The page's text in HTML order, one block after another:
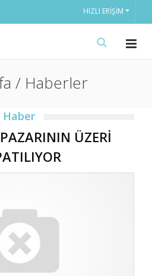
HIZLI ERIŞIM
/ Haberler
Haber
ÜZERİ